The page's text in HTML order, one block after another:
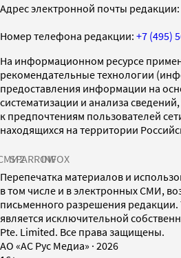
Адрес электронной почты редакции:
Номер телефона редакции: +7 (495)
На информационном ресурсе
рекомендательные технологии
предоставления информации на
систематизации и анализа
к предпочтениям пользователей
находящихся на территории
SPARROWINFOX
Перепечатка материалов и
в том числе и в электронных СМИ,
письменного разрешения
является исключительной
Pte. Limited. Все права защищены.
AO «АС Рус Медиа» · 2026